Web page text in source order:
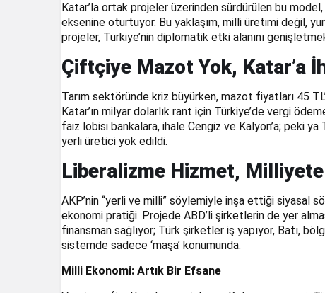
Katar’la ortak projeler üzerinden sürdürülen bu model,
eksenine oturtuyor. Bu yaklaşım, milli üretimi değil,
projeler, Türkiye’nin diplomatik etki alanını
Çiftçiye Mazot Yok, Katar’a
Tarım sektöründe kriz büyürken, mazot fiyatları 45
Katar’ın milyar dolarlık rant için Türkiye’de vergi
faiz lobisi bankalara, ihale Cengiz ve Kalyon’a; peki
yerli üretici yok edildi.
Liberalizme Hizmet,
AKP’nin “yerli ve milli” söylemiyle inşa ettiği siyasal
ekonomi pratiği. Projede ABD’li şirketlerin de yer
finansman sağlıyor; Türk şirketler iş yapıyor, Batı,
sistemde sadece ‘maşa’ konumunda.
Milli Ekonomi: Artık Bir Efsane